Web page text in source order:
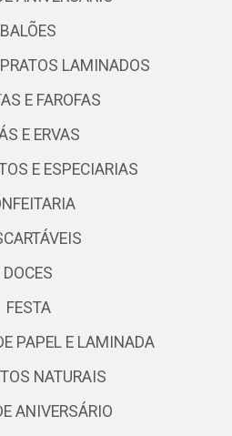
BALÕES
LAMINADOS
E FAROFAS
E ERVAS
E ESPECIARIAS
DOCES
FESTA
PAPEL E LAMINADA
NATURAIS
ANIVERSÁRIO